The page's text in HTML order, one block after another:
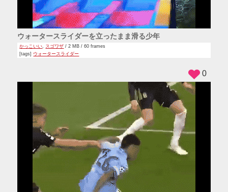
ウォータースライダーを立ったまま滑る少年
かっこいい, スゴワザ / 2 MB / 60 frames
[tags] ウォータースライダー
0